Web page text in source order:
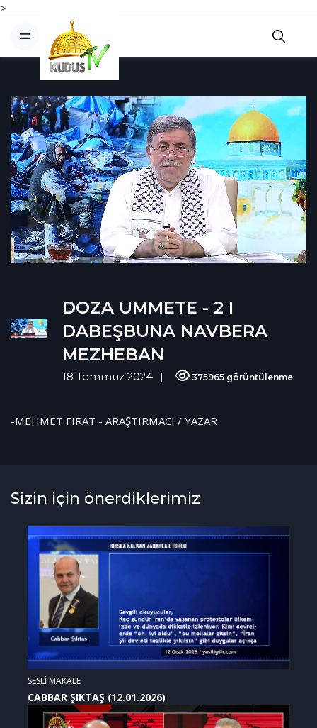
>
DOZA UMMETE - 2 I
DABEŞBUNA NAVBERA
MEZHEBAN
18 Temmuz 2024 375965 görüntülenme
-MEHMET FIRAT - ARAŞTIRMACI / YAZAR
Sizin için önerdiklerimiz
SESLİ MAKALE
CABBAR ŞIKTAŞ (12.01.2026)